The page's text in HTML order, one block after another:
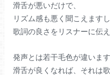
滑舌が悪いだけで、
リズム感も悪く聞こえますし
歌詞の良さをリスナーに伝
発声とは若干毛色が違います
滑舌が良くなれば、それは